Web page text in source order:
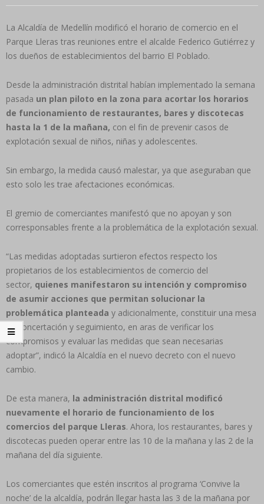
La Alcaldía de Medellín modificó el horario de comercio en el
Parque Lleras tras reuniones entre el alcalde Federico Gutiérrez y
los dueños de establecimientos del barrio El Poblado.
Desde la administración distrital habían implementado la semana
pasada un plan piloto en la zona para acortar los horarios
de funcionamiento de restaurantes, bares y discotecas
hasta la 1 de la mañana, con el fin de prevenir casos de
explotación sexual de niños, niñas y adolescentes.
Sin embargo, la medida causó malestar, ya que aseguraban que
esto solo les trae afectaciones económicas.
El gremio de comerciantes manifestó que no apoyan y son
corresponsables frente a la problemática de la explotación sexual.
“Las medidas adoptadas surtieron efectos respecto los
propietarios de los establecimientos de comercio del
sector, quienes manifestaron su intención y compromiso
de asumir acciones que permitan solucionar la
problemática planteada y adicionalmente, constituir una mesa
de concertación y seguimiento, en aras de verificar los
compromisos y evaluar las medidas que sean necesarias
adoptar”, indicó la Alcaldía en el nuevo decreto con el nuevo
cambio.
De esta manera, la administración distrital modificó
nuevamente el horario de funcionamiento de los
comercios del parque Lleras. Ahora, los restaurantes, bares y
discotecas pueden operar entre las 10 de la mañana y las 2 de la
mañana del día siguiente.
Los comerciantes que estén inscritos al programa ‘Convive la
noche’ de la alcaldía, podrán llegar hasta las 3 de la mañana por